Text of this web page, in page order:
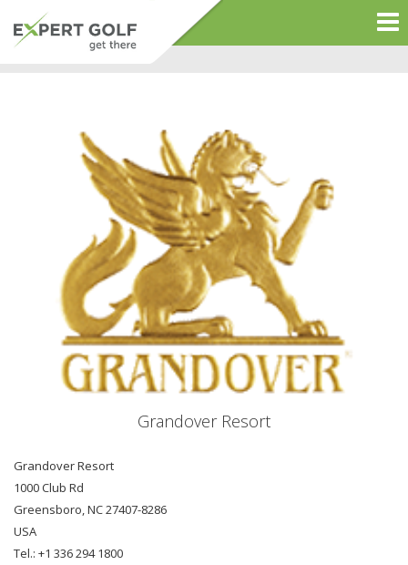
Grandover Resort
Grandover Resort
1000 Club Rd
Greensboro, NC 27407-8286
USA
Tel.: +1 336 294 1800